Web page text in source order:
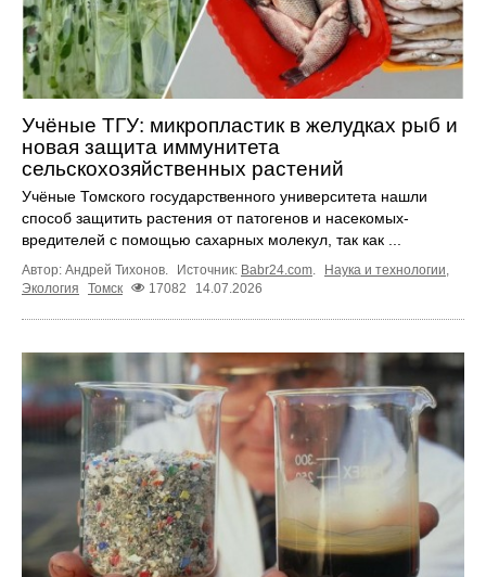
Учёные ТГУ: микропластик в желудках рыб и
новая защита иммунитета
сельскохозяйственных растений
Учёные Томского государственного университета нашли
способ защитить растения от патогенов и насекомых-
вредителей с помощью сахарных молекул, так как ...
Автор: Андрей Тихонов. Источник: Babr24.com. Наука и технологии,
Экология
Томск 17082 14.07.2026